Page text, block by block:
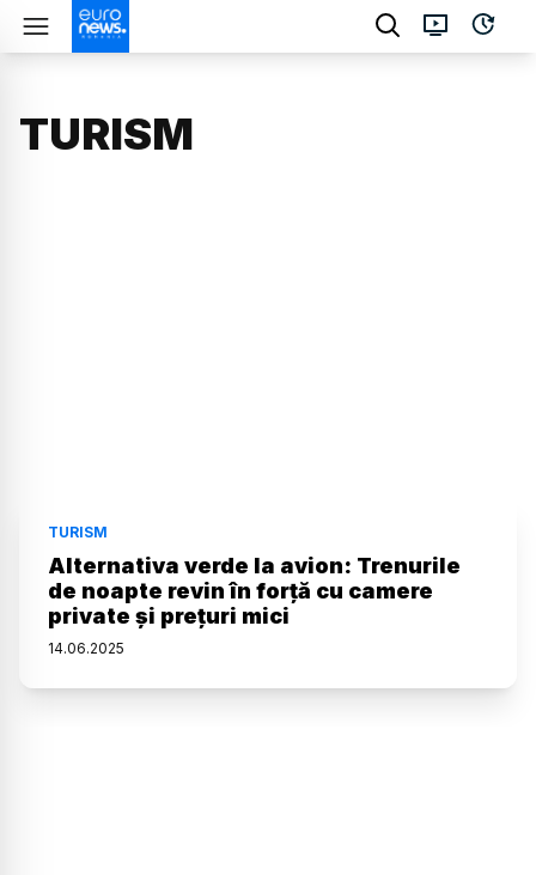
TURISM
TURISM
Alternativa verde la avion: Trenurile
de noapte revin în forță cu camere
private și prețuri mici
14.06.2025